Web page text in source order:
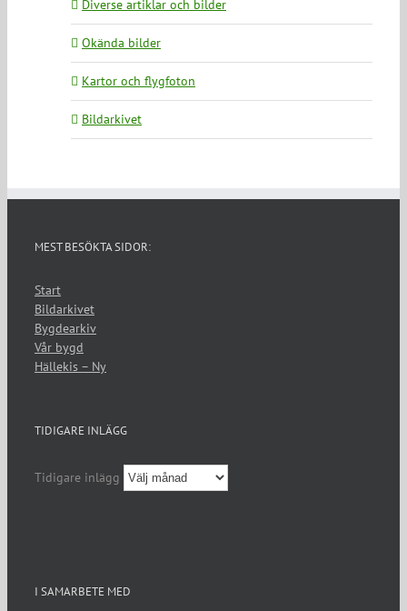
Diverse artiklar och bilder
Okända bilder
Kartor och flygfoton
Bildarkivet
MEST BESÖKTA SIDOR:
Start
Bildarkivet
Bygdearkiv
Vår bygd
Hällekis – Ny
TIDIGARE INLÄGG
Tidigare inlägg
I SAMARBETE MED